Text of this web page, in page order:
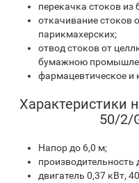
перекачка стоков
откачивание стоков
парикмахерских;
отвод стоков от
бумажною
фармацевтическое и
Характеристики
50/2/
Напор до 6,0 м;
производительность
двигатель 0,37 кВт,